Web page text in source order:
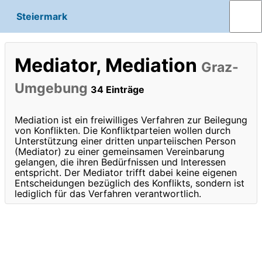
Steiermark
Mediator, Mediation Graz-
Umgebung 34 Einträge
Mediation ist ein freiwilliges Verfahren zur Beilegung
von Konflikten. Die Konfliktparteien wollen durch
Unterstützung einer dritten unparteiischen Person
(Mediator) zu einer gemeinsamen Vereinbarung
gelangen, die ihren Bedürfnissen und Interessen
entspricht. Der Mediator trifft dabei keine eigenen
Entscheidungen bezüglich des Konflikts, sondern ist
lediglich für das Verfahren verantwortlich.